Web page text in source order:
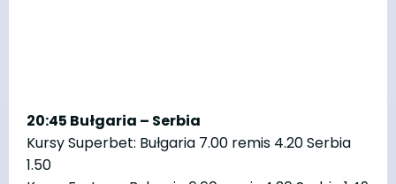
20:45 Bułgaria – Serbia
Kursy Superbet: Bułgaria 7.00 remis 4.20 Serbia
1.50